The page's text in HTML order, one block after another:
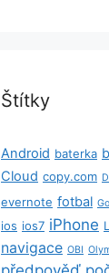
Štítky
Android baterka
Cloud copy.com
evernote fotbal
ios ios7 iPhone
navigace OBI